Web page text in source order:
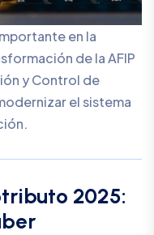
en la
de la AFIP
y Control de
el sistema
2025: